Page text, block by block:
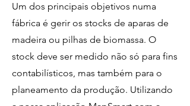
Um dos principais objetivos numa
fábrica é gerir os stocks de aparas de
madeira ou pilhas de biomassa. O
stock deve ser medido não só para fins
contabilísticos, mas também para o
planeamento da produção. Utilizando